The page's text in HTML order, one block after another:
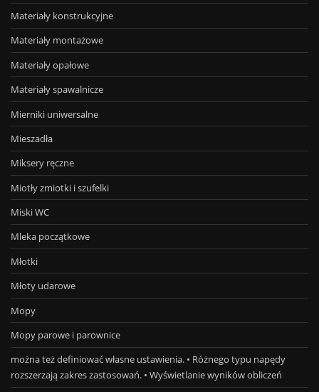
Materiały konstrukcyjne
Materiały montażowe
Materiały opałowe
Materiały spawalnicze
Mierniki uniwersalne
Mieszadła
Miksery ręczne
Miotły zmiotki i szufelki
Miski WC
Mleka początkowe
Młotki
Młoty udarowe
Mopy
Mopy parowe i parownice
można też definiować własne ustawienia. • Różnego typu napędy
rozszerzają zakres zastosowań. • Wyświetlanie wyników obliczeń